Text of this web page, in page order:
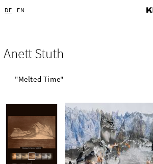
DE EN
Anett Stuth
"Melted Time"